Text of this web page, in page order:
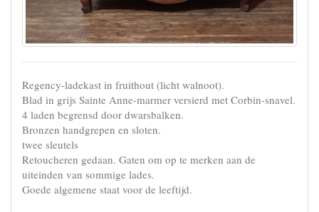
Regency-ladekast in fruithout (licht walnoot).
Blad in grijs Sainte Anne-marmer versierd met Corbin-snavel.
4 laden begrensd door dwarsbalken.
Bronzen handgrepen en sloten.
twee sleutels
Retoucheren gedaan. Gaten om op te merken aan de
uiteinden van sommige lades.
Goede algemene staat voor de leeftijd.